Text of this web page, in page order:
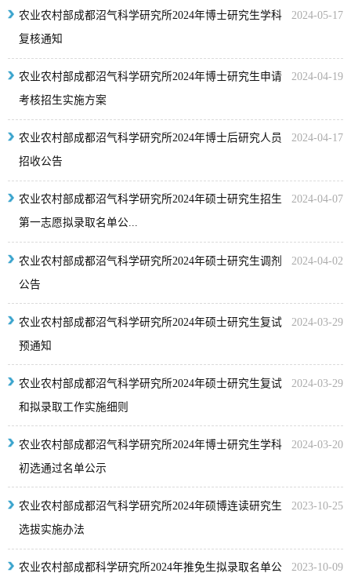
2024-05-17
农业农村部成都沼气科学研究所2024年博士研究生学科
复核通知
2024-04-19
农业农村部成都沼气科学研究所2024年博士研究生申请
考核招生实施方案
2024-04-17
农业农村部成都沼气科学研究所2024年博士后研究人员
招收公告
2024-04-07
农业农村部成都沼气科学研究所2024年硕士研究生招生
第一志愿拟录取名单公...
2024-04-02
农业农村部成都沼气科学研究所2024年硕士研究生调剂
公告
2024-03-29
农业农村部成都沼气科学研究所2024年硕士研究生复试
预通知
2024-03-29
农业农村部成都沼气科学研究所2024年硕士研究生复试
和拟录取工作实施细则
2024-03-20
农业农村部成都沼气科学研究所2024年博士研究生学科
初选通过名单公示
2023-10-25
农业农村部成都沼气科学研究所2024年硕博连读研究生
选拔实施办法
2023-10-09
农业农村部成都科学研究所2024年推免生拟录取名单公